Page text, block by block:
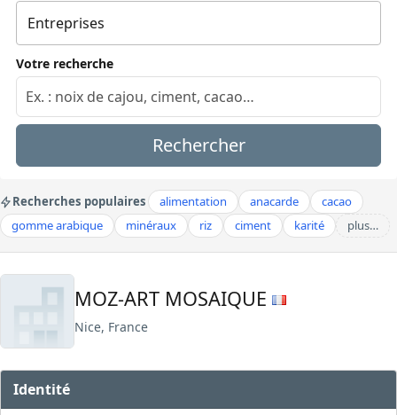
Votre recherche
Rechercher
Recherches populaires alimentation anacarde
cacao
gomme arabique
minéraux riz ciment karité plus…
MOZ-ART MOSAIQUE
Nice, France
Identité